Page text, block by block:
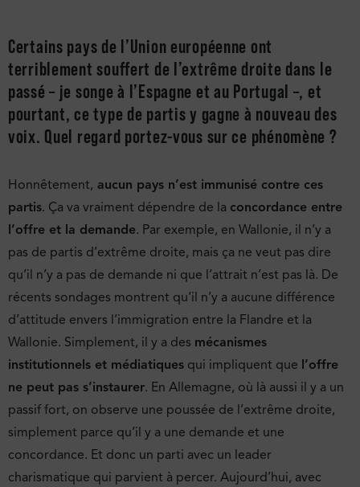
Certains pays de l’Union européenne ont
terriblement souffert de l’extrême droite dans le
passé – je songe à l’Espagne et au Portugal –, et
pourtant, ce type de partis y gagne à nouveau des
voix. Quel regard portez-vous sur ce phénomène ?
Honnêtement, aucun pays n’est immunisé contre ces
partis. Ça va vraiment dépendre de la concordance entre
l’offre et la demande. Par exemple, en Wallonie, il n’y a
pas de partis d’extrême droite, mais ça ne veut pas dire
qu’il n’y a pas de demande ni que l’attrait n’est pas là. De
récents sondages montrent qu’il n’y a aucune différence
d’attitude envers l’immigration entre la Flandre et la
Wallonie. Simplement, il y a des mécanismes
institutionnels et médiatiques qui impliquent que l’offre
ne peut pas s’instaurer. En Allemagne, où là aussi il y a un
passif fort, on observe une poussée de l’extrême droite,
simplement parce qu’il y a une demande et une
concordance. Et donc un parti avec un leader
charismatique qui parvient à percer. Aujourd’hui, avec